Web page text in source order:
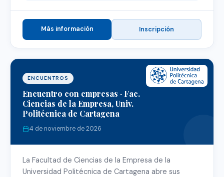
Más información Inscripción
ENCUENTROS
Encuentro con empresas · Fac.
Ciencias de la Empresa, Univ.
Politécnica de Cartagena
4 de noviembre de 2026
La Facultad de Ciencias de la Empresa de la
Universidad Politécnica de Cartagena abre sus